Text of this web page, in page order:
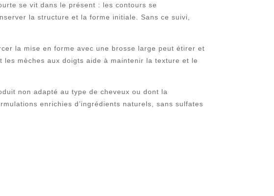
se vit dans le présent : les contours se
la structure et la forme initiale. Sans ce suivi,
la mise en forme avec une brosse large peut étirer et
mèches aux doigts aide à maintenir la texture et le
non adapté au type de cheveux ou dont la
enrichies d’ingrédients naturels, sans sulfates